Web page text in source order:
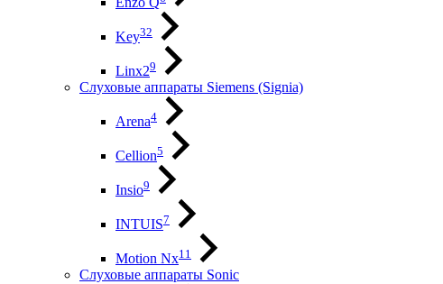
Key32
Linx29
Слуховые аппараты Siemens (Signia)
Arena4
Cellion5
Insio9
INTUIS7
Motion Nx11
Слуховые аппараты Sonic